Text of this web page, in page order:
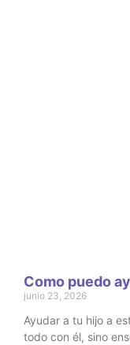
Como puedo
junio 23, 2026
Ayudar a tu hijo a
todo con él, sino